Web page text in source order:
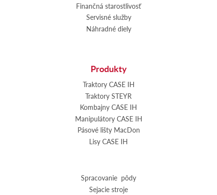
Finančná starostlivosť
Servisné služby
Náhradné diely
Produkty
Traktory CASE IH
Traktory STEYR
Kombajny CASE IH
Manipulátory CASE IH
Pásové lišty MacDon
Lisy CASE IH
Spracovanie pôdy
Sejacie stroje